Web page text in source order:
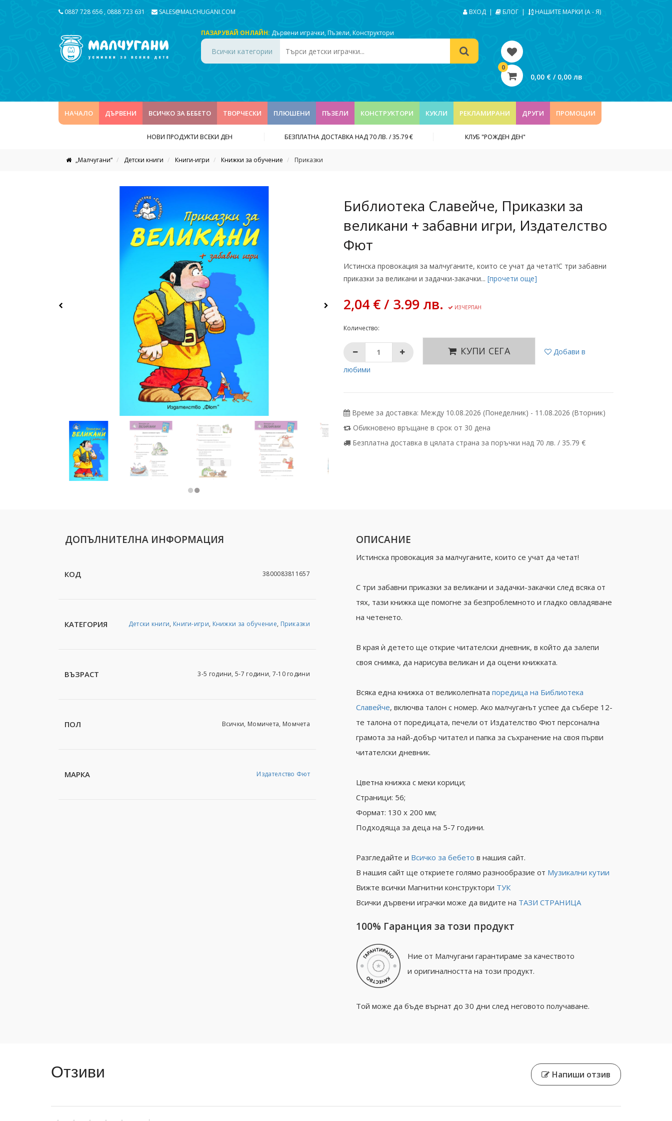
0887 728 656 , 0888 723 631 SALES@MALCHUGANI.COM ВХОД | БЛОГ | НАШИТЕ МАРКИ (А - Я)
ПАЗАРУВАЙ ОНЛАЙН: Дървени играчки,Пъзели,Конструктори
Всички категории
0
0,00 € / 0,00 лв
НАЧАЛО ДЪРВЕНИ ВСИЧКО ЗА БЕБЕТО ТВОРЧЕСКИ ПЛЮШЕНИ ПЪЗЕЛИ КОНСТРУКТОРИ КУКЛИ РЕКЛАМИРАНИ ДРУГИ ПРОМОЦИИ
НОВИ ПРОДУКТИ ВСЕКИ ДЕН БЕЗПЛАТНА ДОСТАВКА НАД 70 ЛВ. / 35.79 € КЛУБ "РОЖДЕН ДЕН"
„Малчугани“ Детски книги Книги-игри Книжки за обучение Приказки
Библиотека Славейче, Приказки за
великани + забавни игри, Издателство
Фют
Истинска провокация за малчуганите, които се учат да четат!С три забавни
приказки за великани и задачки-закачки... [прочети още]
2,04 € / 3.99 лв. ИЗЧЕРПАН
Количество:
КУПИ СЕГА
Добави в
любими
Време за доставка: Между 10.08.2026 (Понеделник) - 11.08.2026 (Вторник)
Обикновено връщане в срок от 30 дена
Безплатна доставка в цялата страна за поръчки над 70 лв. / 35.79 €
ДОПЪЛНИТЕЛНА ИНФОРМАЦИЯ
КОД 3800083811657
КАТЕГОРИЯ Детски книги, Книги-игри, Книжки за обучение, Приказки
ВЪЗРАСТ 3-5 години, 5-7 години, 7-10 години
ПОЛ Всички, Момичета, Момчета
МАРКА Издателство Фют
ОПИСАНИЕ
Истинска провокация за малчуганите, които се учат да четат!
С три забавни приказки за великани и задачки-закачки след всяка от
тях, тази книжка ще помогне за безпроблемното и гладко овладяване
на четенето.
В края ѝ детето ще открие читателски дневник, в който да залепи
своя снимка, да нарисува великан и да оцени книжката.
Всяка една книжка от великолепната поредица на Библиотека
Славейче, включва талон с номер. Ако малчуганът успее да събере 12-
те талона от поредицата, печели от Издателство Фют персонална
грамота за най-добър читател и папка за съхранение на своя първи
читателски дневник.
Цветна книжка с меки корици;
Страници: 56;
Формат: 130 х 200 мм;
Подходяща за деца на 5-7 години.
Разгледайте и Всичко за бебето в нашия сайт.
В нашия сайт ще откриете голямо разнообразие от Музикални кутии
Вижте всички Магнитни конструктори ТУК
Всички дървени играчки може да видите на ТАЗИ СТРАНИЦА
100% Гаранция за този продукт
Ние от Малчугани гарантираме за качеството
и оригиналността на този продукт.
Той може да бъде върнат до 30 дни след неговото получаване.
Отзиви Напиши отзив